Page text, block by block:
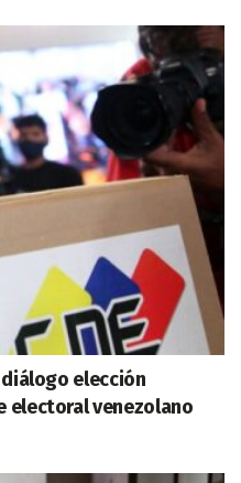
elección
electoral venezolano